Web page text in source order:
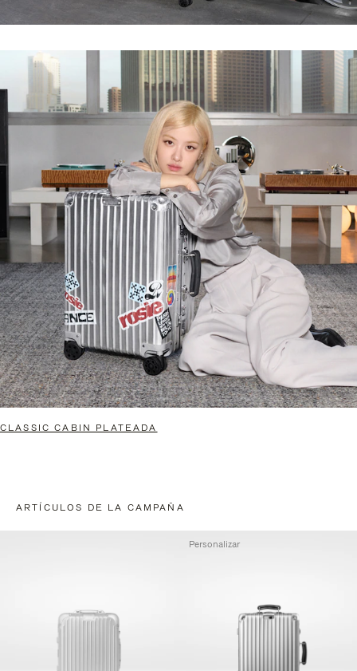
CLASSIC CABIN PLATEADA
ARTÍCULOS DE LA CAMPAÑA
Personalizar